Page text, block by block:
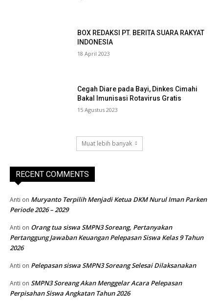
BOX REDAKSI PT. BERITA SUARA RAKYAT
INDONESIA
18 April 2023
Cegah Diare pada Bayi, Dinkes Cimahi
Bakal Imunisasi Rotavirus Gratis
15 Agustus 2023
Muat lebih banyak
RECENT COMMENTS
Anti on Muryanto Terpilih Menjadi Ketua DKM Nurul Iman Parken
Periode 2026 – 2029
Anti on Orang tua siswa SMPN3 Soreang, Pertanyakan
Pertanggung Jawaban Keuangan Pelepasan Siswa Kelas 9 Tahun
2026
Anti on Pelepasan siswa SMPN3 Soreang Selesai Dilaksanakan
Anti on SMPN3 Soreang Akan Menggelar Acara Pelepasan
Perpisahan Siswa Angkatan Tahun 2026